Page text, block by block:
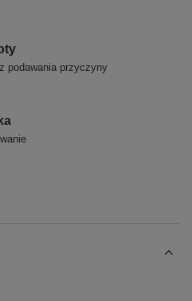
podawania przyczyny